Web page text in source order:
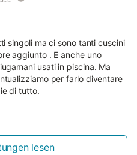
singoli ma ci sono tanti cuscini
aggiunto . E anche uno
usati in piscina. Ma
per farlo diventare
di tutto.
lesen